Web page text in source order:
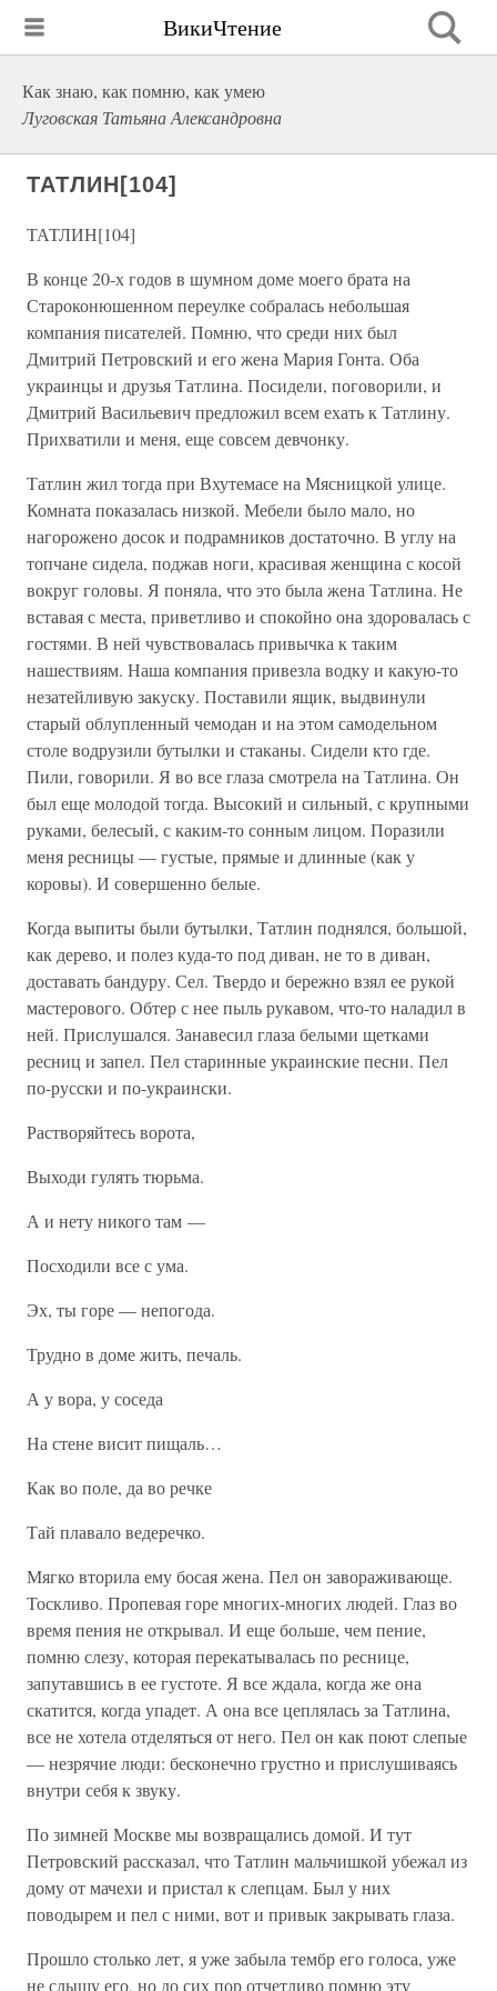
ВикиЧтение
Как знаю, как помню, как умею
Луговская Татьяна Александровна
ТАТЛИН[104]
ТАТЛИН[104]
В конце 20-х годов в шумном доме моего брата на
Староконюшенном переулке собралась небольшая
компания писателей. Помню, что среди них был
Дмитрий Петровский и его жена Мария Гонта. Оба
украинцы и друзья Татлина. Посидели, поговорили, и
Дмитрий Васильевич предложил всем ехать к Татлину.
Прихватили и меня, еще совсем девчонку.
Татлин жил тогда при Вхутемасе на Мясницкой улице.
Комната показалась низкой. Мебели было мало, но
нагорожено досок и подрамников достаточно. В углу на
топчане сидела, поджав ноги, красивая женщина с косой
вокруг головы. Я поняла, что это была жена Татлина. Не
вставая с места, приветливо и спокойно она здоровалась с
гостями. В ней чувствовалась привычка к таким
нашествиям. Наша компания привезла водку и какую-то
незатейливую закуску. Поставили ящик, выдвинули
старый облупленный чемодан и на этом самодельном
столе водрузили бутылки и стаканы. Сидели кто где.
Пили, говорили. Я во все глаза смотрела на Татлина. Он
был еще молодой тогда. Высокий и сильный, с крупными
руками, белесый, с каким-то сонным лицом. Поразили
меня ресницы — густые, прямые и длинные (как у
коровы). И совершенно белые.
Когда выпиты были бутылки, Татлин поднялся, большой,
как дерево, и полез куда-то под диван, не то в диван,
доставать бандуру. Сел. Твердо и бережно взял ее рукой
мастерового. Обтер с нее пыль рукавом, что-то наладил в
ней. Прислушался. Занавесил глаза белыми щетками
ресниц и запел. Пел старинные украинские песни. Пел
по-русски и по-украински.
Растворяйтесь ворота,
Выходи гулять тюрьма.
А и нету никого там —
Посходили все с ума.
Эх, ты горе — непогода.
Трудно в доме жить, печаль.
А у вора, у соседа
На стене висит пищаль…
Как во поле, да во речке
Тай плавало ведеречко.
Мягко вторила ему босая жена. Пел он завораживающе.
Тоскливо. Пропевая горе многих-многих людей. Глаз во
время пения не открывал. И еще больше, чем пение,
помню слезу, которая перекатывалась по реснице,
запутавшись в ее густоте. Я все ждала, когда же она
скатится, когда упадет. А она все цеплялась за Татлина,
все не хотела отделяться от него. Пел он как поют слепые
— незрячие люди: бесконечно грустно и прислушиваясь
внутри себя к звуку.
По зимней Москве мы возвращались домой. И тут
Петровский рассказал, что Татлин мальчишкой убежал из
дому от мачехи и пристал к слепцам. Был у них
поводырем и пел с ними, вот и привык закрывать глаза.
Прошло столько лет, я уже забыла тембр его голоса, уже
не слышу его, но до сих пор отчетливо помню эту